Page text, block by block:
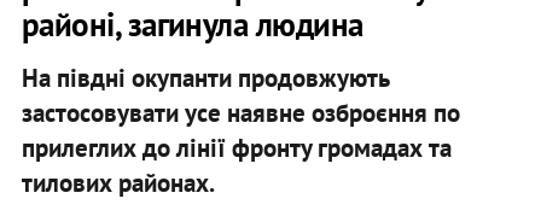
районі, загинула людина
На півдні окупанти продовжують
застосовувати усе наявне озброєння по
прилеглих до лінії фронту громадах та
тилових районах.